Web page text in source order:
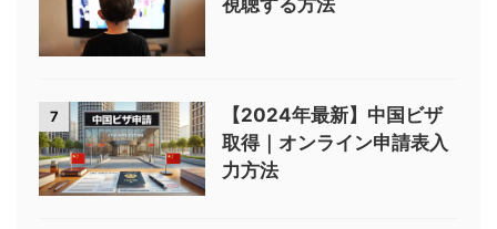
視聴する方法
7
【2024年最新】中国ビザ
取得｜オンライン申請表入
力方法